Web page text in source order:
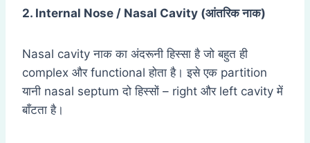
2. Internal Nose / Nasal Cavity (आंतरिक नाक)
Nasal cavity नाक का अंदरूनी हिस्सा है जो बहुत ही
complex और functional होता है। इसे एक partition
यानी nasal septum दो हिस्सों – right और left cavity में
बाँटता है।